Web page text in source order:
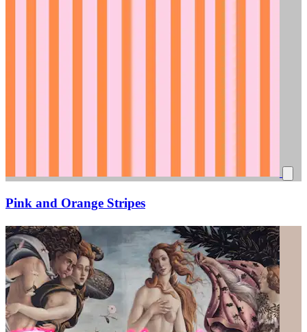
Pink and Orange Stripes